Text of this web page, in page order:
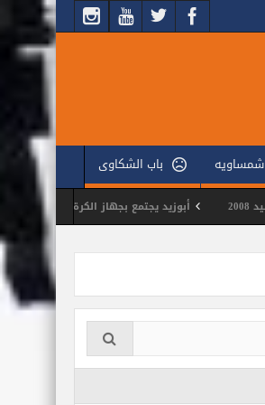
باب الشكاوى
يجتمع بجهاز الكرة الطائرة لوضع ملامح الموسم